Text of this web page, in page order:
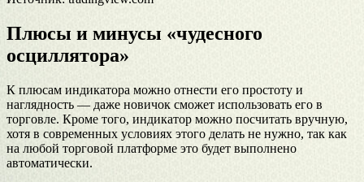
Плюсы и минусы «чудесного
осциллятора»
К плюсам индикатора можно отнести его простоту и
наглядность — даже новичок сможет использовать его в
торговле. Кроме того, индикатор можно посчитать вручную,
хотя в современных условиях этого делать не нужно, так как
на любой торговой платформе это будет выполнено
автоматически.